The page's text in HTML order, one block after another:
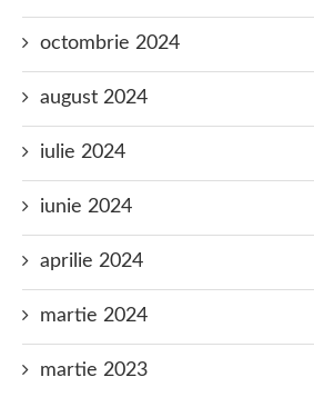
octombrie 2024
august 2024
iulie 2024
iunie 2024
aprilie 2024
martie 2024
martie 2023